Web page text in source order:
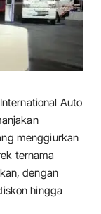
Auto
menggiurkan
ternama
dengan
hingga